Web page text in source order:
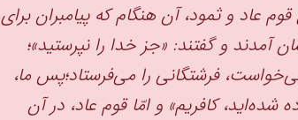
عاد و ثمود، آن هنگام‌ که پیامبران برای
و گفتند: «جز خدا را نپرستید»؛
فرشتگانی را می‌فرستاد؛‌پس ما،
شده‌اید، کافریم» ‏و امّا قوم عاد، در آن